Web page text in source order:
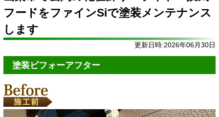
フードをファインSiで塗装メンテナンス
します
更新日時:2026年06月30日
塗装ビフォーアフター